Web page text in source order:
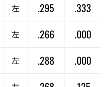
左 .295 .333
左 .266 .000
左 .288 .000